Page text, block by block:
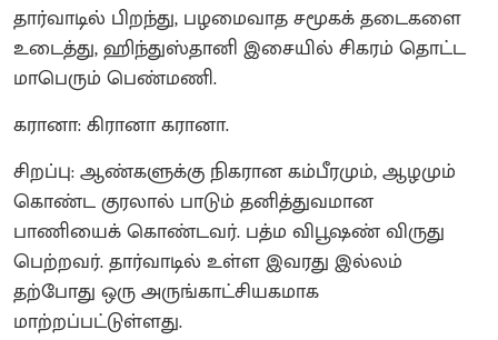
தார்வாடில் பிறந்து, பழமைவாத சமூகக் தடைகளை
உடைத்து, ஹிந்துஸ்தானி இசையில் சிகரம் தொட்ட
மாபெரும் பெண்மணி.
கரானா: கிரானா கரானா.
சிறப்பு: ஆண்களுக்கு நிகரான கம்பீரமும், ஆழமும்
கொண்ட குரலால் பாடும் தனித்துவமான
பாணியைக் கொண்டவர். பத்ம விபூஷண் விருது
பெற்றவர். தார்வாடில் உள்ள இவரது இல்லம்
தற்போது ஒரு அருங்காட்சியகமாக
மாற்றப்பட்டுள்ளது.